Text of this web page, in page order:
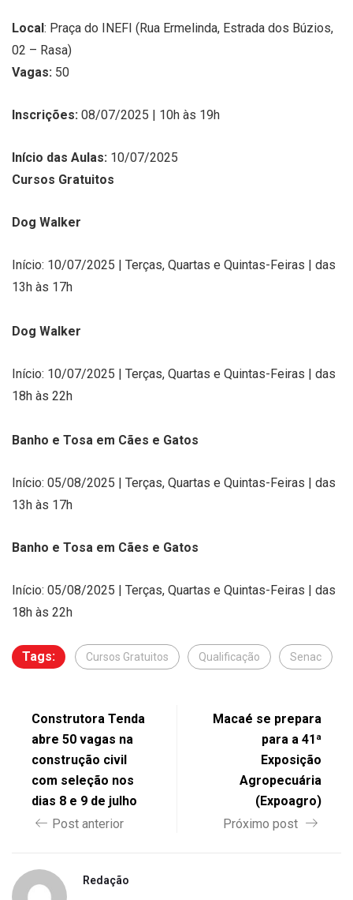
Local: Praça do INEFI (Rua Ermelinda, Estrada dos Búzios,
02 – Rasa)
Vagas: 50
Inscrições: 08/07/2025 | 10h às 19h
Início das Aulas: 10/07/2025
Cursos Gratuitos
Dog Walker
Início: 10/07/2025 | Terças, Quartas e Quintas-Feiras | das
13h às 17h
Dog Walker
Início: 10/07/2025 | Terças, Quartas e Quintas-Feiras | das
18h às 22h
Banho e Tosa em Cães e Gatos
Início: 05/08/2025 | Terças, Quartas e Quintas-Feiras | das
13h às 17h
Banho e Tosa em Cães e Gatos
Início: 05/08/2025 | Terças, Quartas e Quintas-Feiras | das
18h às 22h
Tags: Cursos Gratuitos Qualificação Senac
Construtora Tenda
abre 50 vagas na
construção civil
com seleção nos
dias 8 e 9 de julho
Post anterior
Macaé se prepara
para a 41ª
Exposição
Agropecuária
(Expoagro)
Próximo post
Redação